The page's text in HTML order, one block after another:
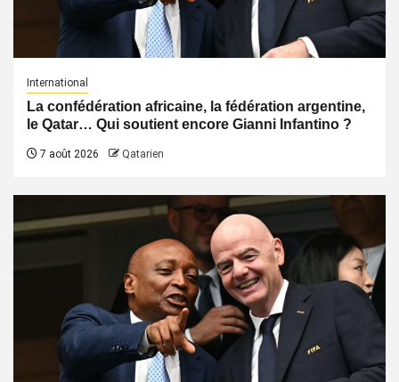
International
La confédération africaine, la fédération argentine,
le Qatar… Qui soutient encore Gianni Infantino ?
7 août 2026 Qatarien